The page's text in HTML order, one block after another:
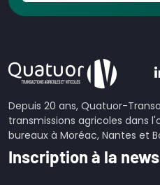
Depuis 20 ans, Quatuor-
transmissions agricoles dans
bureaux à Moréac, Nantes et
Inscription à la